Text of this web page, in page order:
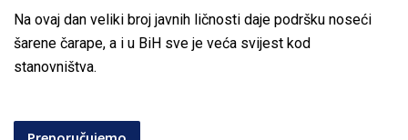
Na ovaj dan veliki broj javnih ličnosti daje podršku noseći
šarene čarape, a i u BiH sve je veća svijest kod
stanovništva.